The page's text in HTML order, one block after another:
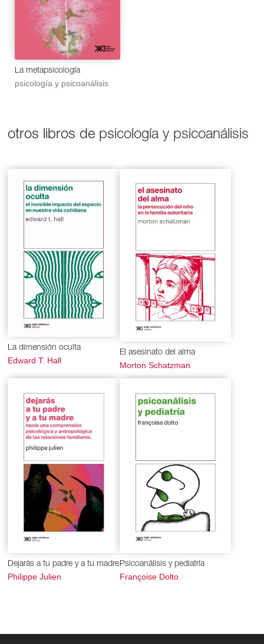
La metapsicología
psicología y psicoanálisis
otros libros de psicología y psicoanálisis
La dimensión oculta
Edward T. Hall
El asesinato del alma
Morton Schatzman
Dejarás a tu padre y a tu madre
Philippe Julien
Psicoanálisis y pediatría
Françoise Dolto